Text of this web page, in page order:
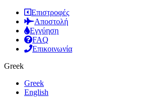
Επιστροφές
Αποστολή
Εγγύηση
FAQ
Επικοινωνία
Greek
Greek
English